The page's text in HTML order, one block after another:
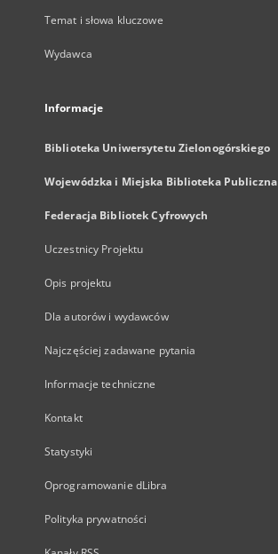
Temat i słowa kluczowe
Wydawca
Informacje
Biblioteka Uniwersytetu Zielonogórskiego
Wojewódzka i Miejska Biblioteka Publiczna
Federacja Bibliotek Cyfrowych
Uczestnicy Projektu
Opis projektu
Dla autorów i wydawców
Najczęściej zadawane pytania
Informacje techniczne
Kontakt
Statystyki
Oprogramowanie dLibra
Polityka prywatności